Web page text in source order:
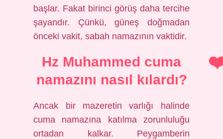
başlar. Fakat birinci görüş daha tercihe
şayandır. Çünkü, güneş doğmadan
önceki vakit, sabah namazının vaktidir.
Hz Muhammed cuma
namazını nasıl kılardı?
Ancak bir mazeretin varlığı halinde
cuma namazına katılma zorunluluğu
ortadan kalkar. Peygamberin